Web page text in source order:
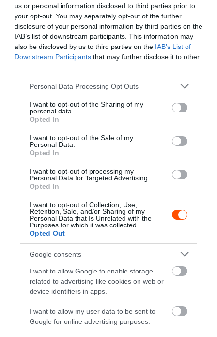
us or personal information disclosed to third parties prior to
your opt-out. You may separately opt-out of the further
disclosure of your personal information by third parties on the
IAB’s list of downstream participants. This information may
also be disclosed by us to third parties on the IAB’s List of
Downstream Participants that may further disclose it to other
Please note that this website/app uses one or more Google
not limited to your visit or usage behaviour. You may click to
grant or deny consent to Google and its third-party tags to
use your data for below specified purposes in below Google
consent section.
Personal Data Processing Opt Outs
I want to opt-out of the Sharing of my
personal data.
Opted In
I want to opt-out of the Sale of my
Personal Data.
Opted In
I want to opt-out of processing my
Personal Data for Targeted Advertising.
Opted In
I want to opt-out of Collection, Use,
Retention, Sale, and/or Sharing of my
Personal Data that Is Unrelated with the
Purposes for which it was collected.
Opted Out
Google consents
I want to allow Google to enable storage
related to advertising like cookies on web or
device identifiers in apps.
I want to allow my user data to be sent to
Google for online advertising purposes.
NE VEDD EL
Hund Gábor - 2023. július 15.
NE VEDD EL
Másfél perc hátrányból másfél perc előny –
Ogier bravúr a Montén
Hund Gábor - 2023. július 14.